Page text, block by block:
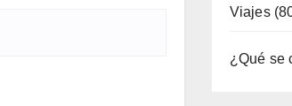
Viajes
¿Qué se